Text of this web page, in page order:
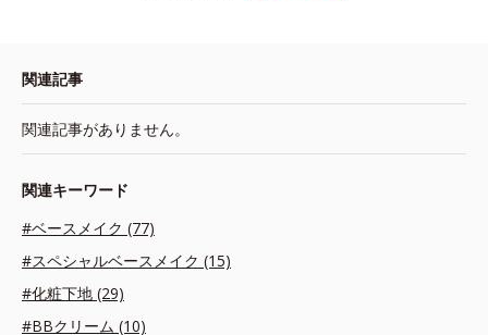
関連記事
関連記事がありません。
関連キーワード
#ベースメイク (77)
#スペシャルベースメイク (15)
#化粧下地 (29)
#BBクリーム (10)